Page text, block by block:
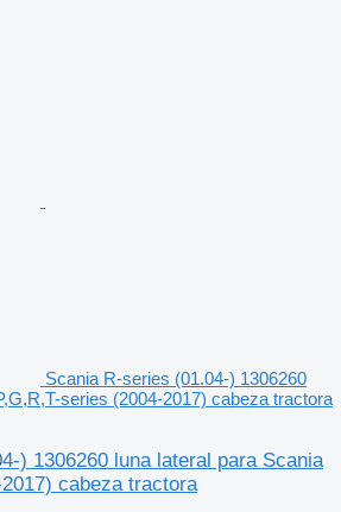
Scania R-series (01.04-) 1306260
series (2004-2017) cabeza tractora
) 1306260 luna lateral para Scania
cabeza tractora